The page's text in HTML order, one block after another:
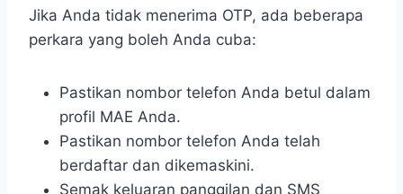
Jika Anda tidak menerima OTP, ada beberapa
perkara yang boleh Anda cuba:
Pastikan nombor telefon Anda betul dalam
profil MAE Anda.
Pastikan nombor telefon Anda telah
berdaftar dan dikemaskini.
Semak keluaran panggilan dan SMS